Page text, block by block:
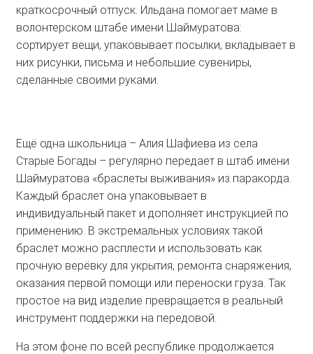
краткосрочный отпуск. Ильдана помогает маме в
волонтерском штабе имени Шаймуратова:
сортирует вещи, упаковывает посылки, вкладывает в
них рисунки, письма и небольшие сувениры,
сделанные своими руками.
Ещё одна школьница – Алия Шафиева из села
Старые Богады – регулярно передает в штаб имени
Шаймуратова «браслеты выживания» из паракорда.
Каждый браслет она упаковывает в
индивидуальный пакет и дополняет инструкцией по
применению. В экстремальных условиях такой
браслет можно расплести и использовать как
прочную верёвку для укрытия, ремонта снаряжения,
оказания первой помощи или переноски груза. Так
простое на вид изделие превращается в реальный
инструмент поддержки на передовой.
На этом фоне по всей республике продолжается